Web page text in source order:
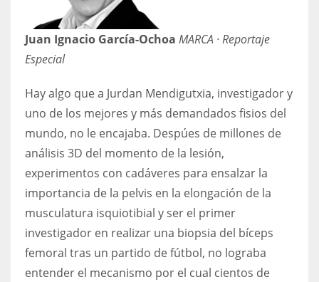
NYG
MIA
17
DAL
22
WSH
26
Juan Ignacio García-Ochoa MARCA · Reportaje
Especial
Hay algo que a Jurdan Mendigutxia, investigador y
uno de los mejores y más demandados fisios del
mundo, no le encajaba. Despúes de millones de
análisis 3D del momento de la lesión,
experimentos con cadáveres para ensalzar la
importancia de la pelvis en la elongación de la
musculatura isquiotibial y ser el primer
investigador en realizar una biopsia del bíceps
femoral tras un partido de fútbol, no lograba
entender el mecanismo por el cual cientos de